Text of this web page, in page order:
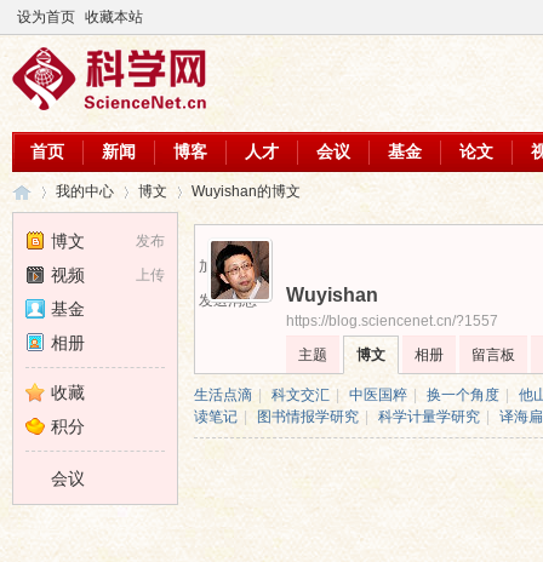
设为首页 收藏本站
首页 新闻 博客 人才 会议 基金 论文
›
我的中心 博文 Wuyishan的博文
加为好友
发送消息
Wuyishan
https://blog.sciencenet.cn/?1557
主题
博文 相册 留言板
生活点滴 科文交汇 中医国粹 换一个角度
他
读笔记
图书情报学研究 科学计量学研究 译海
发布
博文
上传
视频
基金
相册
收藏
积分
会议